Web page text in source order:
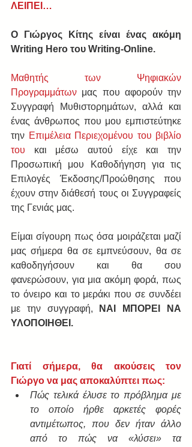
ΛΕΙΠΕΙ…
Ο Γιώργος Κίτης είναι ένας ακόμη
Writing Hero του Writing-Online.
Μαθητής των Ψηφιακών
Προγραμμάτων μας που αφορούν την
Συγγραφή Μυθιστορημάτων, αλλά και
ένας άνθρωπος που μου εμπιστεύτηκε
την Επιμέλεια Περιεχομένου του βιβλίο
του και μέσω αυτού είχε και την
Προσωπική μου Καθοδήγηση για τις
Eπιλογές Έκδοσης/Προώθησης που
έχουν στην διάθεσή τους οι Συγγραφείς
της Γενιάς μας.
Είμαι σίγουρη πως όσα μοιράζεται μαζί
μας σήμερα θα σε εμπνεύσουν, θα σε
καθοδηγήσουν και θα σου
φανερώσουν, για μια ακόμη φορά, πως
το όνειρο και το μεράκι που σε συνδέει
με την συγγραφή,
ΝΑΙ ΜΠΟΡΕΙ ΝΑ
ΥΛΟΠΟΙΗΘΕΙ.
Γιατί σήμερα, θα ακούσεις τον
Γιώργο να μας αποκαλύπτει πως:
Πώς τελικά έλυσε το πρόβλημα με
το οποίο ήρθε αρκετές φορές
αντιμέτωπος, που δεν ήταν άλλο
από το πώς να «λύσει» τα